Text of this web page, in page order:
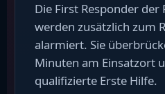
Die First Responder
werden zusätzlich zum
alarmiert. Sie
Minuten am Einsatzort
qualifizierte Erste Hilfe.